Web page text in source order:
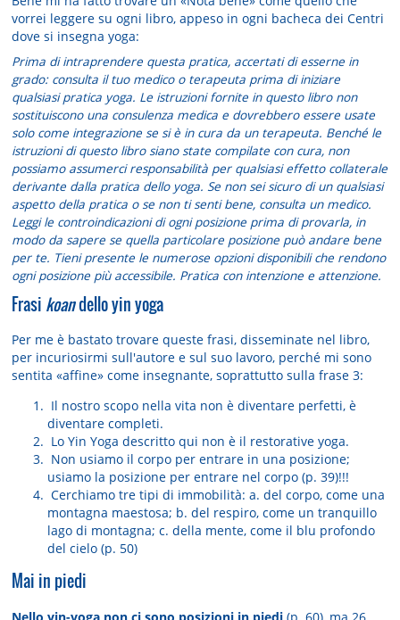
vorrei leggere su ogni libro, appeso in ogni bacheca dei Centri
dove si insegna yoga:
Prima di intraprendere questa pratica, accertati di esserne in
grado: consulta il tuo medico o terapeuta prima di iniziare
qualsiasi pratica yoga. Le istruzioni fornite in questo libro non
sostituiscono una consulenza medica e dovrebbero essere usate
solo come integrazione se si è in cura da un terapeuta. Benché le
istruzioni di questo libro siano state compilate con cura, non
possiamo assumerci responsabilità per qualsiasi effetto collaterale
derivante dalla pratica dello yoga. Se non sei sicuro di un qualsiasi
aspetto della pratica o se non ti senti bene, consulta un medico.
Leggi le controindicazioni di ogni posizione prima di provarla, in
modo da sapere se quella particolare posizione può andare bene
per te. Tieni presente le numerose opzioni disponibili che rendono
ogni posizione più accessibile. Pratica con intenzione e attenzione.
Frasi koandello yin yoga
Per me è bastato trovare queste frasi, disseminate nel libro,
per incuriosirmi sull'autore e sul suo lavoro, perché mi sono
sentita «affine» come insegnante, soprattutto sulla frase 3:
Il nostro scopo nella vita non è diventare perfetti, è
diventare completi.
Lo Yin Yoga descritto qui non è il restorative yoga.
Non usiamo il corpo per entrare in una posizione;
usiamo la posizione per entrare nel corpo (p. 39)!!!
Cerchiamo tre tipi di immobilità: a. del corpo, come una
montagna maestosa; b. del respiro, come un tranquillo
lago di montagna; c. della mente, come il blu profondo
del cielo (p. 50)
Mai in piedi